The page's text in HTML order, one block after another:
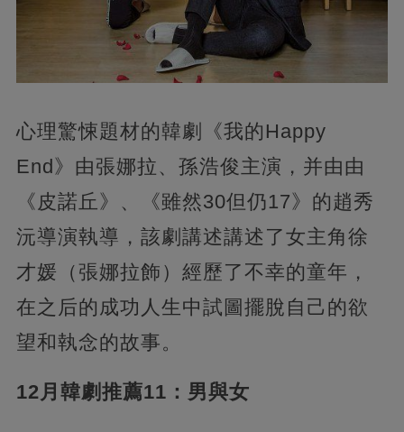
心理驚悚題材的韓劇《我的Happy
End》由張娜拉、孫浩俊主演，并由由
《皮諾丘》、《雖然30但仍17》的趙秀
沅導演執導，該劇講述講述了女主角徐
才媛（張娜拉飾）經歷了不幸的童年，
在之后的成功人生中試圖擺脫自己的欲
望和執念的故事。
12月韓劇推薦11：男與女